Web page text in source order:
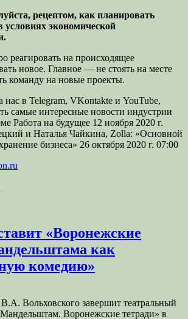
рецептом, как планировать
условиях экономической
реагировать на происходящее
новое. Главное — не стоять на месте
команду на новые проекты.
нас в Telegram, VKontakte и YouTube,
самые интересные новости индустрии
Работа на будущее 12 ноября 2020 г.
и Наталья Чайкина, Zolla: «Основной
бизнеса» 26 октября 2020 г. 07:00
«Воронежские
как
комедию»
Вольховского завершит театральный
Воронежские тетради» в